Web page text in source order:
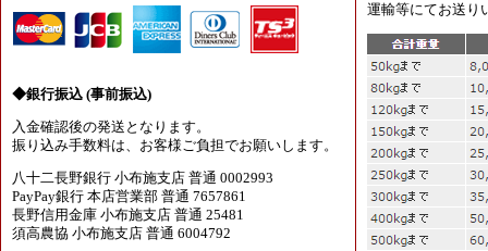
◆銀行振込 (事前振込)
入金確認後の発送となります。
振り込み手数料は、お客様ご負担でお願いします。
八十二長野銀行 小布施支店 普通 0002993
PayPay銀行 本店営業部 普通 7657861
長野信用金庫 小布施支店 普通 25481
須高農協 小布施支店 普通 6004792
運輸等にてお送り